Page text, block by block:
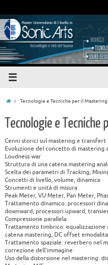
Tecnologie e Tecniche per il
Tecnologie e
Cenni storici sul mastering e transfert
Evoluzione del concetto di mastering
Loudness war
Struttura di una catena mastering
Scelta dei parametri di Tracking,
Concetti di livello, volume, dinamica
Strumenti e unità di misura
Peak Meter, VU Meter, Pan Meter,
Trattamento dinamico: processori
downward, processori upward,
Compressione parallela
Trattamento timbrico: equalizzazione
catena mastering, DC offset
Trattamento spaziale: reverbero nel
correzione dell’immagine
Uso della distorsione nel mastering: